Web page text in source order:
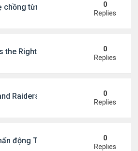
chồng từng ngạc nhiên vì tôi luôn trả
0
Replies
the Right Retail POS Matter?0
Replies
Raiders of Sophie Farming
0
Replies
động Thái lan: hai chị em người
0
Replies